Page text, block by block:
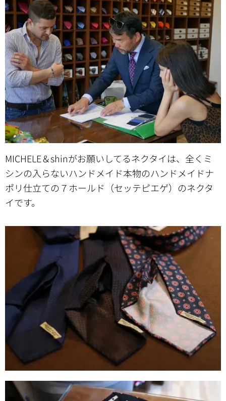
MICHELE＆shinがお願いしてるネクタイは、全くミ
シンの入らないハンドメイド本物のハンドメイドナ
ポリ仕立ての７ホールド（セッテピエゲ）のネクタ
イです。